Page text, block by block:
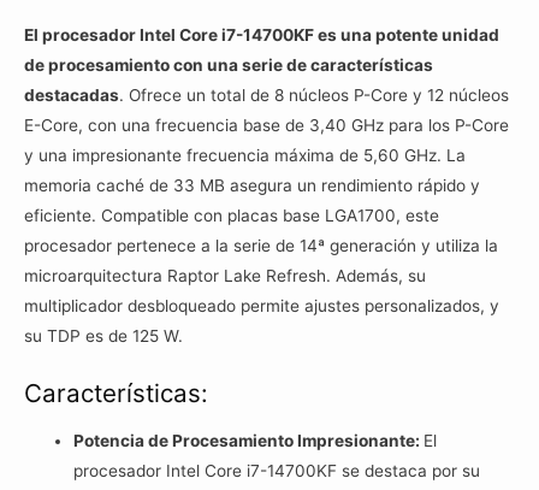
El procesador Intel Core i7-14700KF es una potente unidad
de procesamiento con una serie de características
destacadas. Ofrece un total de 8 núcleos P-Core y 12 núcleos
E-Core, con una frecuencia base de 3,40 GHz para los P-Core
y una impresionante frecuencia máxima de 5,60 GHz. La
memoria caché de 33 MB asegura un rendimiento rápido y
eficiente. Compatible con placas base LGA1700, este
procesador pertenece a la serie de 14ª generación y utiliza la
microarquitectura Raptor Lake Refresh. Además, su
multiplicador desbloqueado permite ajustes personalizados, y
su TDP es de 125 W.
Características:
Potencia de Procesamiento Impresionante: El
procesador Intel Core i7-14700KF se destaca por su